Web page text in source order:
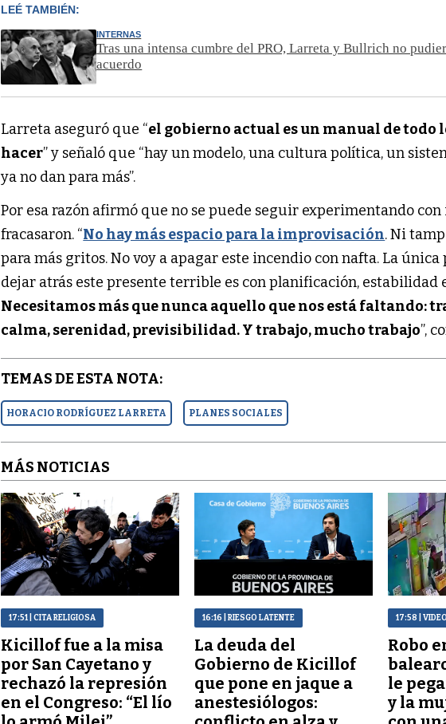
LEÉ TAMBIÉN:
INTERNAS
Tras una intensa cumbre del PRO, Larreta y Bullrich no
acuerdo
Larreta aseguró que “el gobierno actual es un manual de todo
hacer” y señaló que “hay un modelo, una cultura política, un
ya no dan para más”.
Por esa razón afirmó que no se puede seguir experimentando con
fracasaron. “No hay más espacio para la improvisación. Ni
para más gritos. No voy a apagar este incendio con nafta. La
dejar atrás este presente terrible es con planificación, estabilidad
Necesitamos más que nunca aquello que nos está faltando:
calma, serenidad, previsibilidad. Y trabajo, mucho trabajo”,
TEMAS DE ESTA NOTA:
HORACIO RODRÍGUEZ LARRETA PLANES SOCIALES
MÁS NOTICIAS
17:51| CITA RELIGIOSA
Kicillof fue a la misa
por San Cayetano y
rechazó la represión
en el Congreso: “El lío
16:16 | RIESGO LATENTE
La deuda del
Gobierno de Kicillof
que pone en jaque a
anestesiólogos:
17:58 |
Robo
le
y la